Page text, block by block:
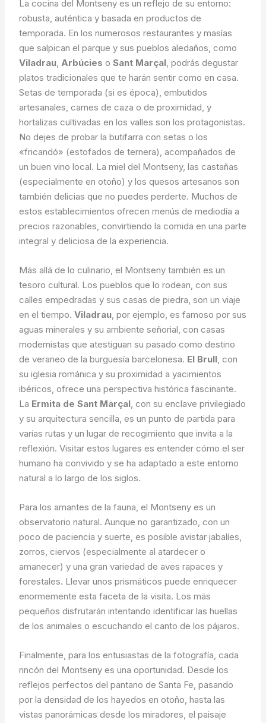
La cocina del Montseny es un reflejo de su entorno:
robusta, auténtica y basada en productos de
temporada. En los numerosos restaurantes y masías
que salpican el parque y sus pueblos aledaños, como
Viladrau, Arbúcies oSant Marçal, podrás degustar
platos tradicionales que te harán sentir como en casa.
Setas de temporada (si es época), embutidos
artesanales, carnes de caza o de proximidad, y
hortalizas cultivadas en los valles son los protagonistas.
No dejes de probar la butifarra con setas o los
«fricandó» (estofados de ternera), acompañados de
un buen vino local. La miel del Montseny, las castañas
(especialmente en otoño) y los quesos artesanos son
también delicias que no puedes perderte. Muchos de
estos establecimientos ofrecen menús de mediodía a
precios razonables, convirtiendo la comida en una parte
integral y deliciosa de la experiencia.
Más allá de lo culinario, el Montseny también es un
tesoro cultural. Los pueblos que lo rodean, con sus
calles empedradas y sus casas de piedra, son un viaje
en el tiempo.Viladrau, por ejemplo, es famoso por sus
aguas minerales y su ambiente señorial, con casas
modernistas que atestiguan su pasado como destino
de veraneo de la burguesía barcelonesa. El Brull, con
su iglesia románica y su proximidad a yacimientos
ibéricos, ofrece una perspectiva histórica fascinante.
La Ermita de Sant Marçal, con su enclave privilegiado
y su arquitectura sencilla, es un punto de partida para
varias rutas y un lugar de recogimiento que invita a la
reflexión. Visitar estos lugares es entender cómo el ser
humano ha convivido y se ha adaptado a este entorno
natural a lo largo de los siglos.
Para los amantes de la fauna, el Montseny es un
observatorio natural. Aunque no garantizado, con un
poco de paciencia y suerte, es posible avistar jabalíes,
zorros, ciervos (especialmente al atardecer o
amanecer) y una gran variedad de aves rapaces y
forestales. Llevar unos prismáticos puede enriquecer
enormemente esta faceta de la visita. Los más
pequeños disfrutarán intentando identificar las huellas
de los animales o escuchando el canto de los pájaros.
Finalmente, para los entusiastas de la fotografía, cada
rincón del Montseny es una oportunidad. Desde los
reflejos perfectos del pantano de Santa Fe, pasando
por la densidad de los hayedos en otoño, hasta las
vistas panorámicas desde los miradores, el paisaje